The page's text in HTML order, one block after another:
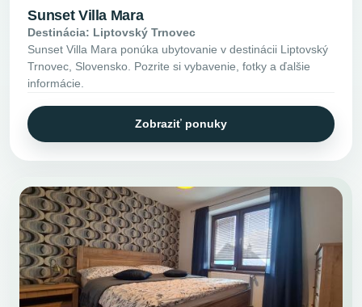
Sunset Villa Mara
Destinácia: Liptovský Trnovec
Sunset Villa Mara ponúka ubytovanie v destinácii Liptovský
Trnovec, Slovensko. Pozrite si vybavenie, fotky a ďalšie
informácie.
Zobraziť ponuky